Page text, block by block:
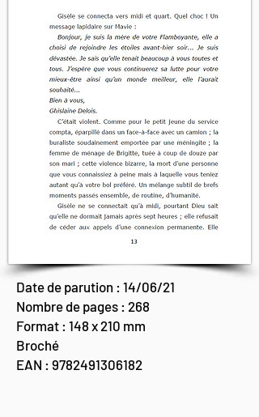
Date de parution : 14/06/21
Nombre de pages : 268
Format : 148 x 210 mm
Broché
EAN : 9782491306182